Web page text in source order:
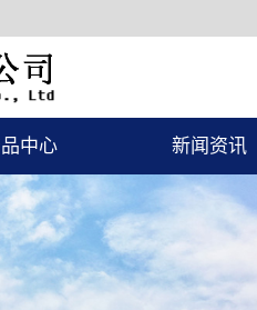
中心
设备
设备
房
新闻资讯
公司新闻
行业新闻
常见问题